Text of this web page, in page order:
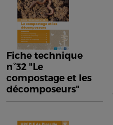
Fiche technique
n°32 "Le
compostage et les
décomposeurs"